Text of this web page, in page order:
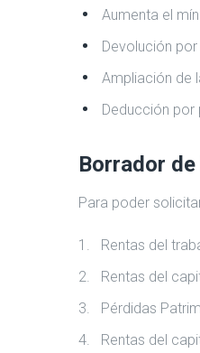
Aumenta el
Devolución
Ampliación de
Deducción
Borrador
Para poder
Rentas del
Rentas del
Pérdidas
Rentas del